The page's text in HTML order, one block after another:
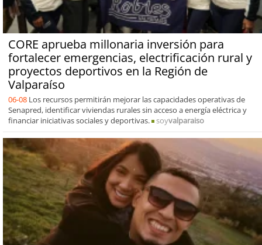
CORE aprueba millonaria inversión para
fortalecer emergencias, electrificación rural y
proyectos deportivos en la Región de
Valparaíso
06-08 Los recursos permitirán mejorar las capacidades operativas de
Senapred, identificar viviendas rurales sin acceso a energía eléctrica y
financiar iniciativas sociales y deportivas.
soyvalparaiso